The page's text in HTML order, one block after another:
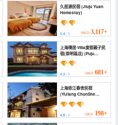
久居源民宿 (Jiuju Yuan
Homestay)
3.4/ 5 HKD 3,117+
上海璞居·Villa度假親子民
宿(崇明區店) (Puju
Homestay)
4.3/ 5 HKD 681+
上海依江春舍民宿
(YiJiang ChunShe
4.8/ 5 HKD 198+